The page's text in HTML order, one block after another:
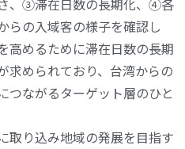
、③滞在日数の長期化、④各
らの入域客の様子を確認し
高めるために滞在日数の長期
求められており、台湾からの
つながるターゲット層のひと
取り込み地域の発展を目指す